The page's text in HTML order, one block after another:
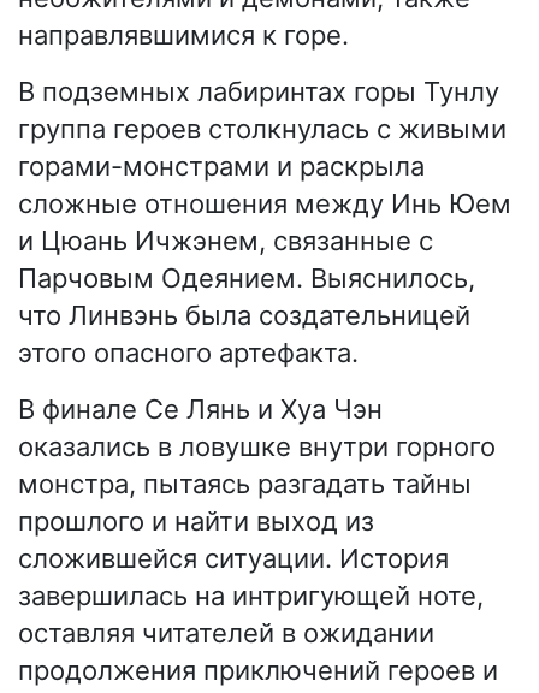
направлявшимися к горе.
В подземных лабиринтах горы Тунлу
группа героев столкнулась с живыми
горами-монстрами и раскрыла
сложные отношения между Инь Юем
и Цюань Ичжэнем, связанные с
Парчовым Одеянием. Выяснилось,
что Линвэнь была создательницей
этого опасного артефакта.
В финале Се Лянь и Хуа Чэн
оказались в ловушке внутри горного
монстра, пытаясь разгадать тайны
прошлого и найти выход из
сложившейся ситуации. История
завершилась на интригующей ноте,
оставляя читателей в ожидании
продолжения приключений героев и